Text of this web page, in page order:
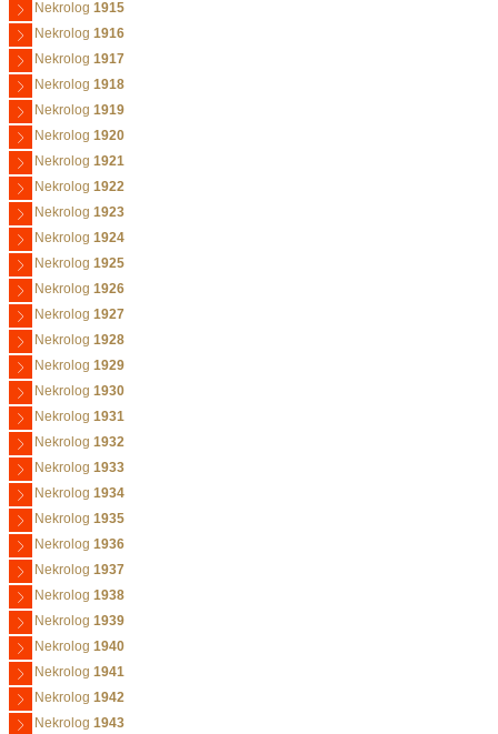
Nekrolog 1915
Nekrolog 1916
Nekrolog 1917
Nekrolog 1918
Nekrolog 1919
Nekrolog 1920
Nekrolog 1921
Nekrolog 1922
Nekrolog 1923
Nekrolog 1924
Nekrolog 1925
Nekrolog 1926
Nekrolog 1927
Nekrolog 1928
Nekrolog 1929
Nekrolog 1930
Nekrolog 1931
Nekrolog 1932
Nekrolog 1933
Nekrolog 1934
Nekrolog 1935
Nekrolog 1936
Nekrolog 1937
Nekrolog 1938
Nekrolog 1939
Nekrolog 1940
Nekrolog 1941
Nekrolog 1942
Nekrolog 1943